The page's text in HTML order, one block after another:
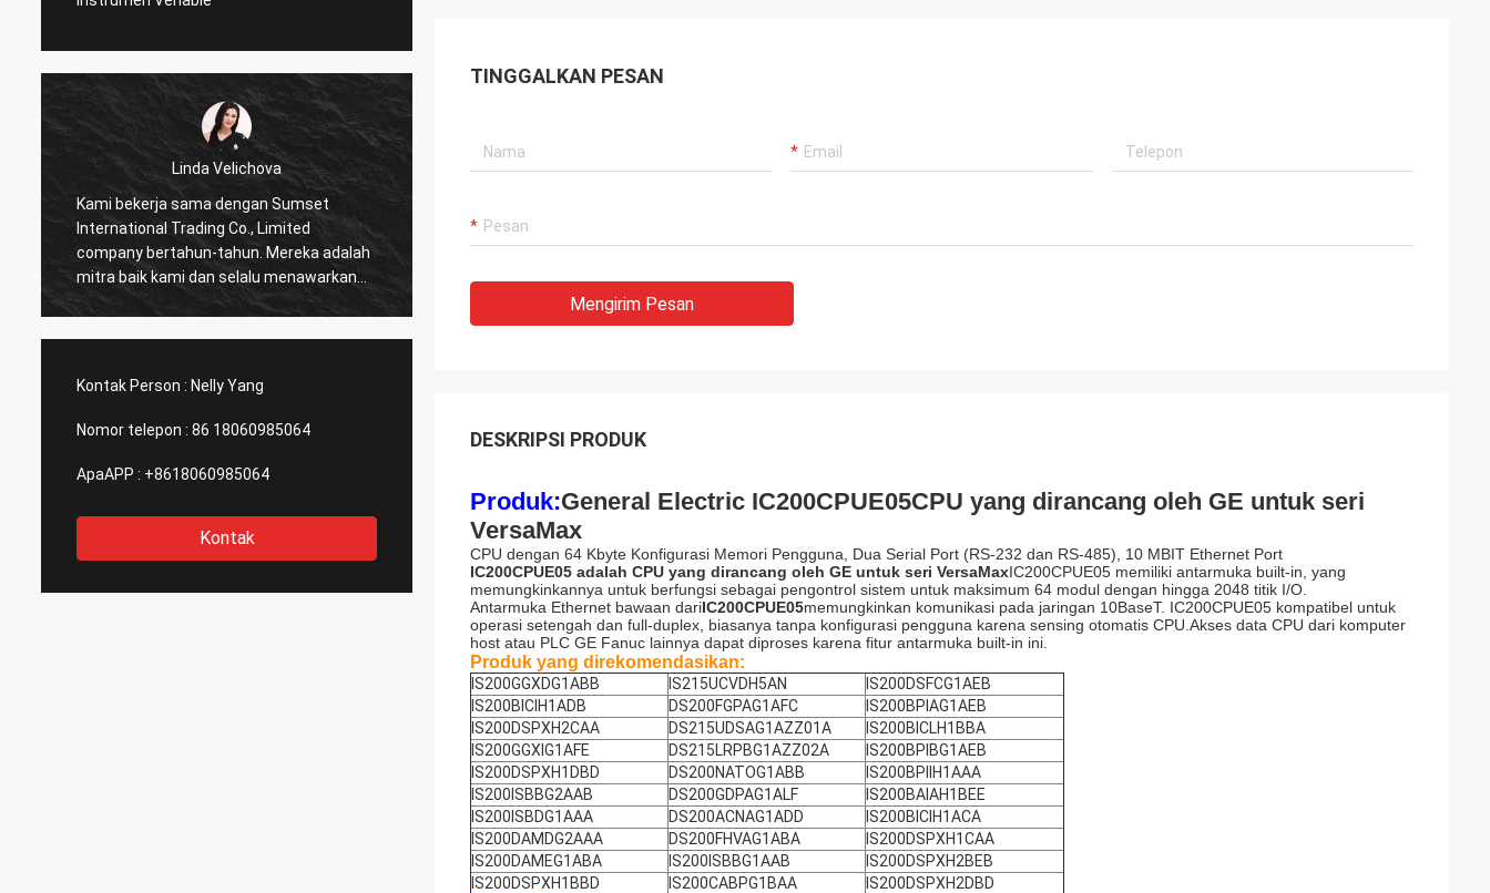
Linda Velichova
Kami bekerja sama dengan Sumset
International Trading Co., Limited
company bertahun-tahun. Mereka adalah
mitra baik kami dan selalu menawarkan
harga terbaik dan layanan yang baik!
Mohammed Khan
Company Limited adalah mitra yang dapat
diandalkan, kami mengimpor barang dari
Rahmat
penuh perhatian! Kami kehormatan
Kontak Person : Nelly Yang
Nomor telepon : 86 18060985064
ApaAPP : +8618060985064
Kontak
TINGGALKAN PESAN
Mengirim Pesan
DESKRIPSI PRODUK
Produk:General Electric IC200CPUE05CPU yang dirancang oleh GE untuk seri
VersaMax
CPU dengan 64 Kbyte Konfigurasi Memori Pengguna, Dua Serial Port (RS-232 dan RS-485), 10 MBIT Ethernet Port
IC200CPUE05 adalah CPU yang dirancang oleh GE untuk seri VersaMaxIC200CPUE05 memiliki antarmuka built-in, yang
memungkinkannya untuk berfungsi sebagai pengontrol sistem untuk maksimum 64 modul dengan hingga 2048 titik I/O.
Antarmuka Ethernet bawaan dariIC200CPUE05memungkinkan komunikasi pada jaringan 10BaseT. IC200CPUE05 kompatibel untuk
operasi setengah dan full-duplex, biasanya tanpa konfigurasi pengguna karena sensing otomatis CPU.Akses data CPU dari komputer
host atau PLC GE Fanuc lainnya dapat diproses karena fitur antarmuka built-in ini.
Produk yang direkomendasikan:
IS200GGXDG1ABB IS215UCVDH5AN
IS200DSFCG1AEB
IS200BICIH1ADB
DS200FGPAG1AFC
IS200BPIAG1AEB
IS200DSPXH2CAA
DS215UDSAG1AZZ01A
IS200BICLH1BBA
IS200GGXIG1AFE
DS215LRPBG1AZZ02A
IS200BPIBG1AEB
IS200DSPXH1DBD
DS200NATOG1ABB
IS200BPIIH1AAA
IS200ISBBG2AAB
DS200GDPAG1ALF
IS200BAIAH1BEE
IS200ISBDG1AAA
DS200ACNAG1ADD
IS200BICIH1ACA
IS200DAMDG2AAA
DS200FHVAG1ABA
IS200DSPXH1CAA
IS200DAMEG1ABA
IS200ISBBG1AAB
IS200DSPXH2BEB
IS200DSPXH1BBD
IS200CABPG1BAA IS200DSPXH2DBD